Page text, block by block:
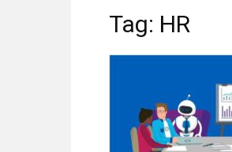
Tag: HR